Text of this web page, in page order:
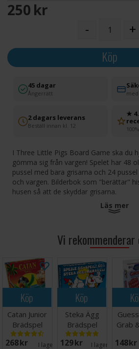
250 SEK
- +
Köp
45 dagar
Ångerrätt med
2 dagars leverans
Beställ innan kl. 12
★
I Three Little Pigs Board Game ska du
gömma sig från vargen! Spelet har 48
pussel med bara grisarna och 24
och vargen. Bilderbok som "berättar"
husen så att de skyddar grisarna.
Detta är ett spel i Smartgames-serien,
Logik och resonemang
Språkliga färdigheter
Koncentrationsförmåga
Planeringsförmåga
Visuell perception
Flexibelt tänkande
Minnesförmåga
Hur man spelar:
Välj en utmaning från
bra idé att börja på den enklaste
Läs mer
Vi rekommenderar
Köp
Catan Junior
Brädspel
268 SEK I lager:
Köp
Steka Ägg
Brädspel
129 SEK I lager: 16
Grab
148 SEK